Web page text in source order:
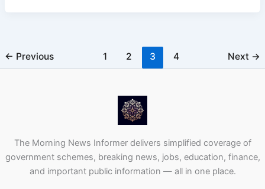
← Previous 1 2 3 4 Next →
The Morning News Informer delivers simplified coverage of
government schemes, breaking news, jobs, education, finance,
and important public information — all in one place.